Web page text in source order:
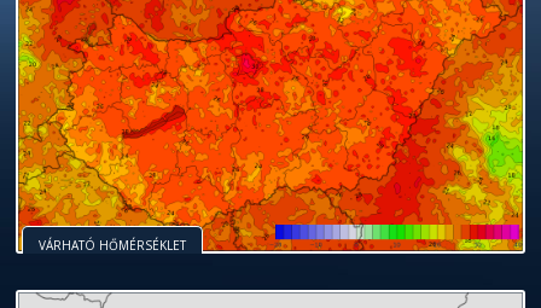
VÁRHATÓ HŐMÉRSÉKLET